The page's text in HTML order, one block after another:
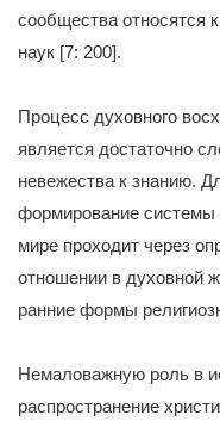
сообщества относятся
наук [7: 200].
Процесс духовного
является достаточно
невежества к знанию.
формирование
мире проходит через
отношении в духовной
ранние формы
Немаловажную роль в
распространение